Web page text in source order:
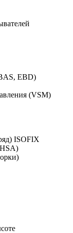
EBD)
(VSM)
ISOFIX